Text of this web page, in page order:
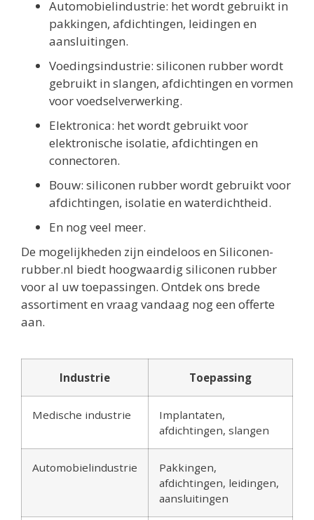
Automobielindustrie: het wordt gebruikt in
pakkingen, afdichtingen, leidingen en
aansluitingen.
Voedingsindustrie: siliconen rubber wordt
gebruikt in slangen, afdichtingen en vormen
voor voedselverwerking.
Elektronica: het wordt gebruikt voor
elektronische isolatie, afdichtingen en
connectoren.
Bouw: siliconen rubber wordt gebruikt voor
afdichtingen, isolatie en waterdichtheid.
En nog veel meer.
De mogelijkheden zijn eindeloos en Siliconen-
rubber.nl biedt hoogwaardig siliconen rubber
voor al uw toepassingen. Ontdek ons brede
assortiment en vraag vandaag nog een offerte
aan.
Industrie Toepassing
Medische industrie
Implantaten,
afdichtingen, slangen
Automobielindustrie
Pakkingen,
afdichtingen, leidingen,
aansluitingen